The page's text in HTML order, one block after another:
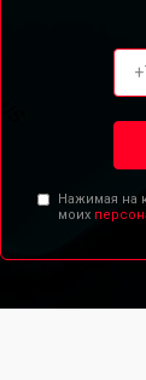
Нажимая на
моих